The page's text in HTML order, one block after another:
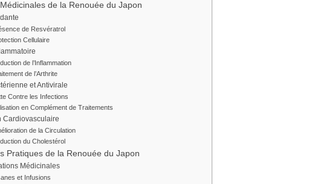
de la Renouée du Japon
de Resvératrol
Cellulaire
de l’Inflammation
de l’Arthrite
et Antivirale
Contre les Infections
en Complément de Traitements
Cardiovasculaire
de la Circulation
du Cholestérol
Pratiques de la Renouée du Japon
Médicinales
et Infusions